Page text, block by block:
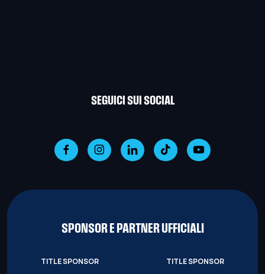
SEGUICI SUI SOCIAL
SPONSOR E PARTNER UFFICIALI
TITLE SPONSOR TITLE SPONSOR